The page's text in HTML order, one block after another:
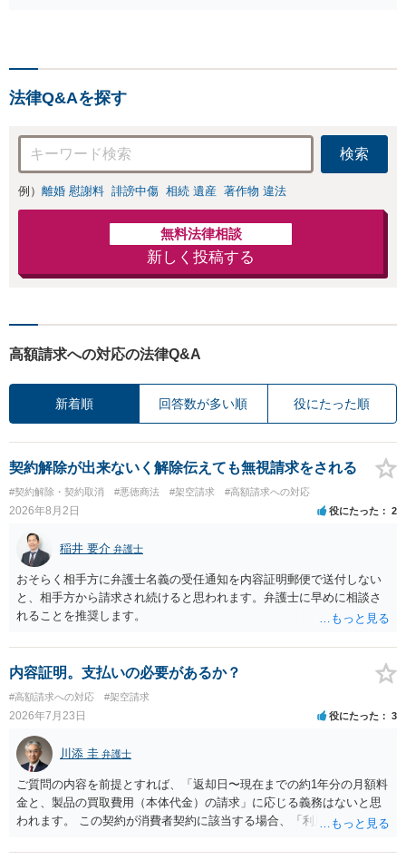
者さまのご要望を
有】【初回相談30
法律Q&Aを探す
検索
例） 離婚 慰謝料 誹謗中傷 相続 遺産 著作物 違法
無料法律相談
新しく投稿する
高額請求への対応の法律Q&A
新着順 回答数が多い順 役にたった順
契約解除が出来ないく解除伝えても無視請求をされる
#契約解除・契約取消 #悪徳商法 #架空請求 #高額請求への対応
2026年8月2日 役にたった 2
稲井 要介 弁護士
おそらく相手方に弁護士名義の受任通知を内容証明郵便で送付しない
と、相手方から請求され続けると思われます。弁護士に早めに相談さ
れることを推奨します。
内容証明。支払いの必要があるか？
#高額請求への対応 #架空請求
2026年7月23日 役にたった 3
川添 圭 弁護士
ご質問の内容を前提とすれば、「返却日〜現在までの約1年分の月額料
金と、製品の買取費用（本体代金）の請求」に応じる義務はないと思
われます。 この契約が消費者契約に該当する場合、「利用料金の未納
も不当条項として無効になると解されます（消費者契約法10条）。消